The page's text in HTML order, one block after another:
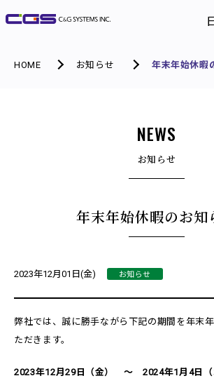
HOME お知らせ 年末年始休暇
NEWS
お知らせ
年末年始休暇のお知
2023年12月01日(金) お知らせ
弊社では、誠に勝手ながら下記の期間を年末
ただきます。
2023年12月29日（金） ～ 2024年1月4日（